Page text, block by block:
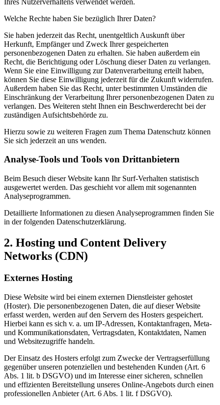
Welche Rechte haben Sie bezüglich Ihrer Daten?
Sie haben jederzeit das Recht, unentgeltlich Auskunft über
Herkunft, Empfänger und Zweck Ihrer gespeicherten
personenbezogenen Daten zu erhalten. Sie haben außerdem ein
Recht, die Berichtigung oder Löschung dieser Daten zu verlangen.
Wenn Sie eine Einwilligung zur Datenverarbeitung erteilt haben,
können Sie diese Einwilligung jederzeit für die Zukunft widerrufen.
Außerdem haben Sie das Recht, unter bestimmten Umständen die
Einschränkung der Verarbeitung Ihrer personenbezogenen Daten zu
verlangen. Des Weiteren steht Ihnen ein Beschwerderecht bei der
zuständigen Aufsichtsbehörde zu.
Hierzu sowie zu weiteren Fragen zum Thema Datenschutz können
Sie sich jederzeit an uns wenden.
Analyse-Tools und Tools von Dritt­anbietern
Beim Besuch dieser Website kann Ihr Surf-Verhalten statistisch
ausgewertet werden. Das geschieht vor allem mit sogenannten
Analyseprogrammen.
Detaillierte Informationen zu diesen Analyseprogrammen finden Sie
in der folgenden Datenschutzerklärung.
2. Hosting und Content Delivery
Networks (CDN)
Externes Hosting
Diese Website wird bei einem externen Dienstleister gehostet
(Hoster). Die personenbezogenen Daten, die auf dieser Website
erfasst werden, werden auf den Servern des Hosters gespeichert.
Hierbei kann es sich v. a. um IP-Adressen, Kontaktanfragen, Meta-
und Kommunikationsdaten, Vertragsdaten, Kontaktdaten, Namen
und Websitezugriffe handeln.
Der Einsatz des Hosters erfolgt zum Zwecke der Vertragserfüllung
gegenüber unseren potenziellen und bestehenden Kunden (Art. 6
Abs. 1 lit. b DSGVO) und im Interesse einer sicheren, schnellen
und effizienten Bereitstellung unseres Online-Angebots durch einen
professionellen Anbieter (Art. 6 Abs. 1 lit. f DSGVO).